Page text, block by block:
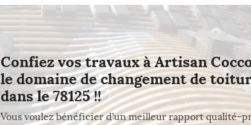
Confiez vos travaux à Artisan
le domaine de changement de
dans le 78125 !!
Vous voulez bénéficier d’un meilleur rapport qualité-